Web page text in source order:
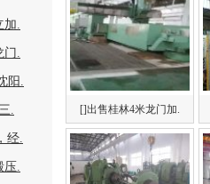
加.
门.
阳.
.
经.
压.
[]出售桂林4米龙门加.